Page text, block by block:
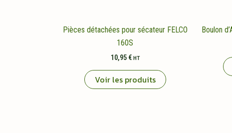
Pièces détachées pour sécateur FELCO
160S
10,95 € HT
Voir les produits
Boulon